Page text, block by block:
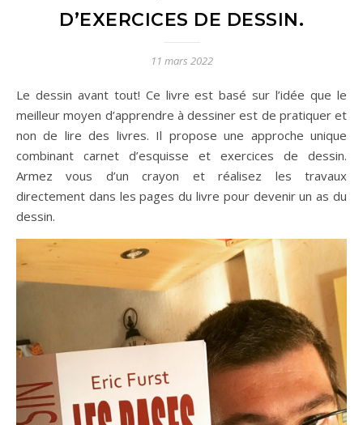
D’EXERCICES DE DESSIN.
11 mars 2022
Le dessin avant tout! Ce livre est basé sur l’idée que le
meilleur moyen d’apprendre à dessiner est de pratiquer et
non de lire des livres. Il propose une approche unique
combinant carnet d’esquisse et exercices de dessin.
Armez vous d’un crayon et réalisez les travaux
directement dans les pages du livre pour devenir un as du
dessin.